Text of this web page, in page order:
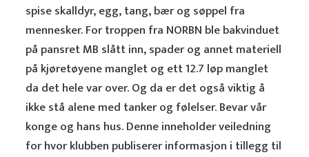
spise skalldyr, egg, tang, bær og søppel fra
mennesker. For troppen fra NORBN ble bakvinduet
på pansret MB slått inn, spader og annet materiell
på kjøretøyene manglet og ett 12.7 løp manglet
da det hele var over. Og da er det også viktig å
ikke stå alene med tanker og følelser. Bevar vår
konge og hans hus. Denne inneholder veiledning
for hvor klubben publiserer informasjon i tillegg til